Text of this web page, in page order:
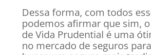
Dessa forma, com todos
podemos afirmar que sim,
de Vida Prudential é uma
no mercado de seguros